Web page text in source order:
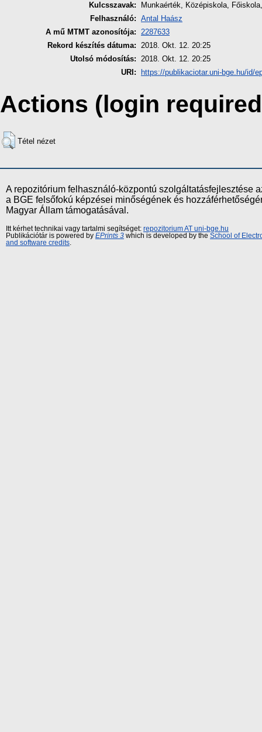
Kulcsszavak:
Munkaérték, Középiskola,
Felhasználó: Antal Haász
A mű MTMT azonosítója: 2287633
Rekord készítés dátuma: 2018. Okt. 12. 20:25
Utolsó módosítás: 2018. Okt. 12. 20:25
URI:
https://publikaciotar.uni-bge.hu/id/
Actions (login
Tétel nézet
A repozitórium felhasználó-központú szolgáltatásfejlesztése
a BGE felsőfokú képzései minőségének és
Magyar Állam támogatásával.
Itt kérhet technikai vagy tartalmi segítséget: repozitorium AT uni-bge.hu
Publikációtár is powered by EPrints 3 which is developed by the School of
and software credits